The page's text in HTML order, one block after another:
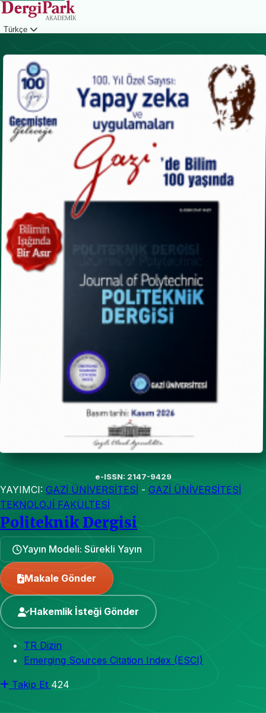
Türkçe
e-ISSN: 2147-9429
YAYIMCI: GAZİ ÜNİVERSİTESİ - GAZİ ÜNİVERSİTESİ
TEKNOLOJİ FAKÜLTESİ
Politeknik Dergisi
Yayın Modeli: Sürekli Yayın
Makale Gönder
Hakemlik İsteği Gönder
TR Dizin
Emerging Sources Citation Index (ESCI)
Takip Et 424